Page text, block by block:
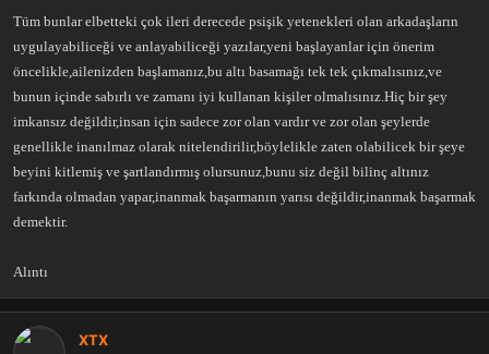
Tüm bunlar elbetteki çok ileri derecede psişik yetenekleri olan arkadaşların
uygulayabiliceği ve anlayabiliceği yazılar,yeni başlayanlar için önerim
öncelikle,ailenizden başlamanız,bu altı basamağı tek tek çıkmalısınız,ve
bunun içinde sabırlı ve zamanı iyi kullanan kişiler olmalısınız.Hiç bir şey
imkansız değildir,insan için sadece zor olan vardır ve zor olan şeylerde
genellikle inanılmaz olarak nitelendirilir,böylelikle zaten olabilicek bir şeye
beyini kitlemiş ve şartlandırmış olursunuz,bunu siz değil bilinç altınız
farkında olmadan yapar,inanmak başarmanın yarısı değildir,inanmak başarmak
demektir.
Alıntı
XTX